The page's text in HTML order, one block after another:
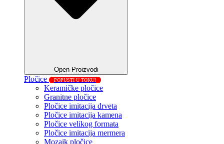
Open Proizvodi
Pločice POPUSTI U TOKU!
Keramičke pločice
Granitne pločice
Pločice imitacija drveta
Pločice imitacija kamena
Pločice velikog formata
Pločice imitacija mermera
Mozaik pločice